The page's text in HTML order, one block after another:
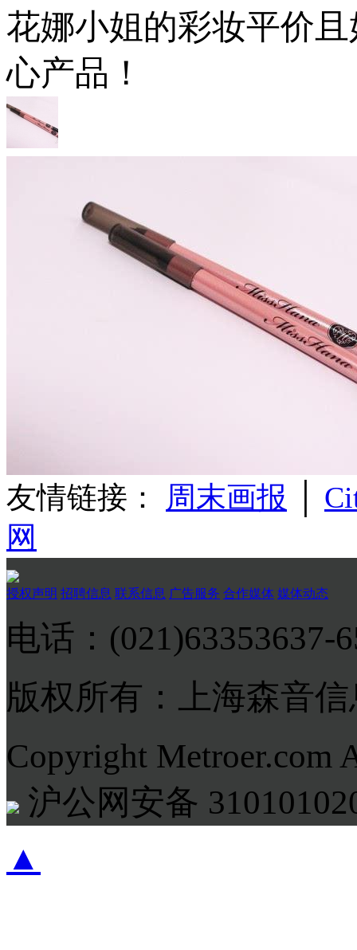
花娜小姐的彩妆平价
心产品！
友情链接： 周末画报
网
授权声明 招聘信息 联系信息 广告服务 合作媒体 媒体动态
电话：(021)63353637-
版权所有：上海森音
Copyright Metroer.com
沪公网安备
▲